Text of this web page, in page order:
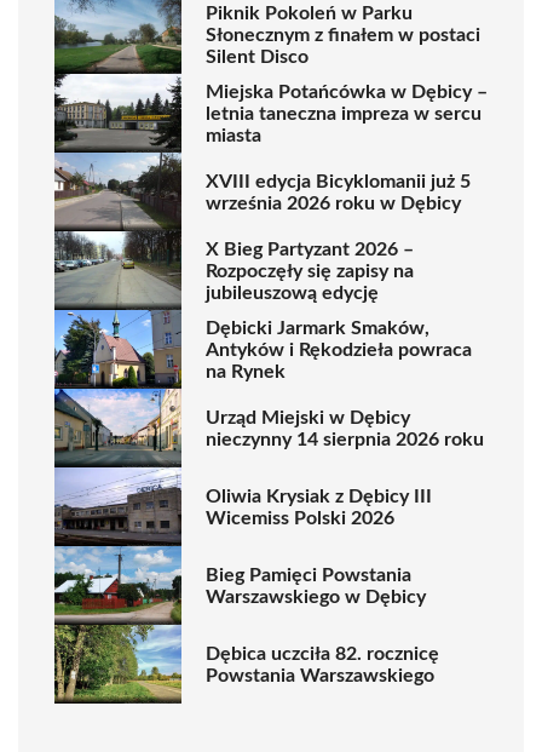
Piknik Pokoleń w Parku
Słonecznym z finałem w postaci
Silent Disco
Miejska Potańcówka w Dębicy –
letnia taneczna impreza w sercu
miasta
XVIII edycja Bicyklomanii już 5
września 2026 roku w Dębicy
X Bieg Partyzant 2026 –
Rozpoczęły się zapisy na
jubileuszową edycję
Dębicki Jarmark Smaków,
Antyków i Rękodzieła powraca
na Rynek
Urząd Miejski w Dębicy
nieczynny 14 sierpnia 2026 roku
Oliwia Krysiak z Dębicy III
Wicemiss Polski 2026
Bieg Pamięci Powstania
Warszawskiego w Dębicy
Dębica uczciła 82. rocznicę
Powstania Warszawskiego